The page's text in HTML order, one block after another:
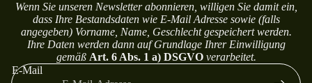
Wenn Sie unseren Newsletter abonnieren, willigen Sie damit ein,
dass Ihre Bestandsdaten wie E-Mail Adresse sowie (falls
angegeben) Vorname, Name, Geschlecht gespeichert werden.
Ihre Daten werden dann auf Grundlage Ihrer Einwilligung
gemäßArt. 6 Abs. 1 a) DSGVOverarbeitet.
E-Mail